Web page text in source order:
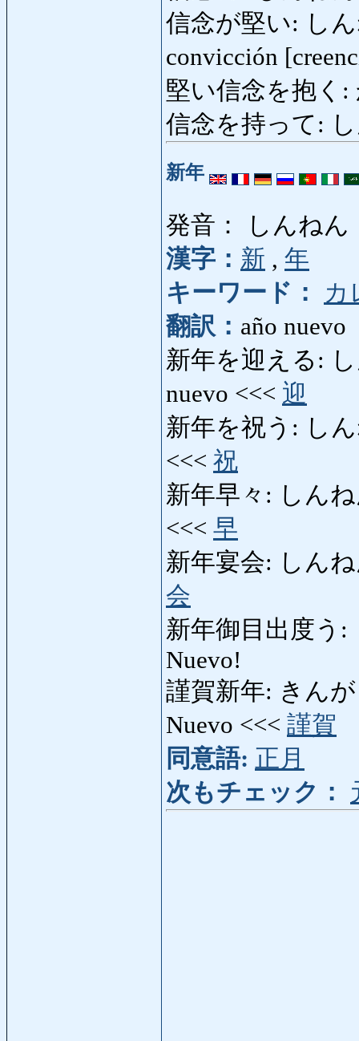
信念が堅い: し
convicción
堅い信念を抱く
信念を持って:
新年
発音： しんねん
漢字： 新 , 年
キーワード：
カ
翻訳： año nuevo
新年を迎える:
nuevo <<< 迎
新年を祝う: し
<<< 祝
新年早々: しん
<<< 早
新年宴会: しん
会
新年御目出度う:
Nuevo!
謹賀新年: きんが
Nuevo <<< 謹賀
同意語: 正月
次もチェック：